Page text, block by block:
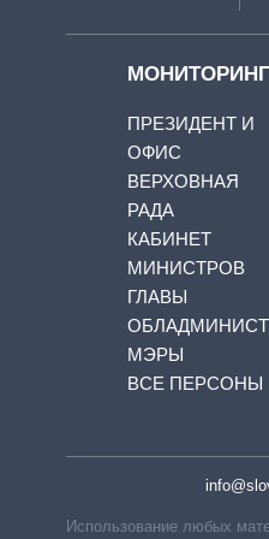
МОНИТОРИНГ
ПРЕЗИДЕНТ И
ОФИС
ВЕРХОВНАЯ
РАДА
КАБИНЕТ
МИНИСТРОВ
ГЛАВЫ
МЭРЫ
ВСЕ ПЕРСОНЫ
Использование любых